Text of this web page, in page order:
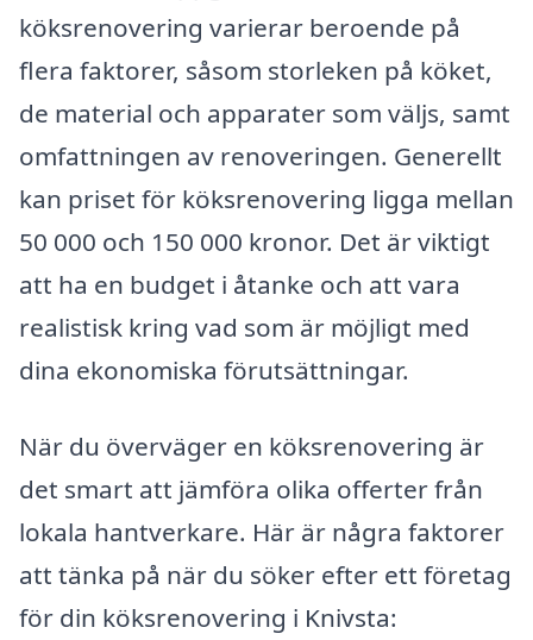
köksrenovering varierar beroende på
flera faktorer, såsom storleken på köket,
de material och apparater som väljs, samt
omfattningen av renoveringen. Generellt
kan priset för köksrenovering ligga mellan
50 000 och 150 000 kronor. Det är viktigt
att ha en budget i åtanke och att vara
realistisk kring vad som är möjligt med
dina ekonomiska förutsättningar.
När du överväger en köksrenovering är
det smart att jämföra olika offerter från
lokala hantverkare. Här är några faktorer
att tänka på när du söker efter ett företag
för din köksrenovering i Knivsta: